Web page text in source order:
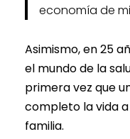
economía de
Asimismo, en 25
el mundo de la
primera vez que
completo la vida
familia.